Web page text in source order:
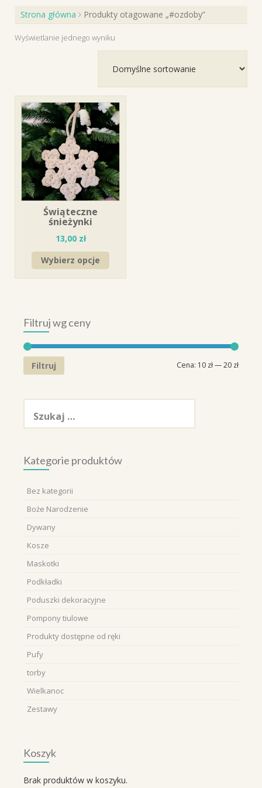
Strona główna Produkty otagowane „#ozdoby”
Wyświetlanie jednego wyniku
Świąteczne
śnieżynki
13,00 zł
Wybierz opcje
Filtruj wg ceny
Cena
Cena
Filtruj Cena: 10 zł—20 zł
Kategorie produktów
Bez kategorii
Boże Narodzenie
Dywany
Kosze
Maskotki
Podkładki
Poduszki dekoracyjne
Pompony tiulowe
Produkty dostępne od ręki
Pufy
torby
Wielkanoc
Zestawy
Koszyk
Brak produktów w koszyku.